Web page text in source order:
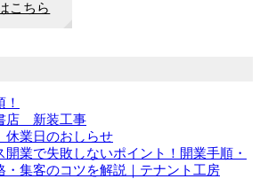
こちら
店 新装工事
業日のおしらせ
開業で失敗しないポイント！開業手順・
・集客のコツを解説｜テナント工房